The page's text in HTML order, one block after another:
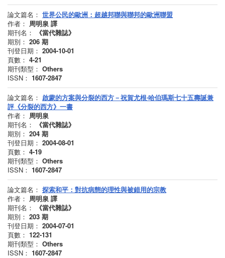
論文篇名： 世界公民的歐洲：超越邦聯與聯邦的歐洲聯盟
作者： 周明泉 譯
期刊名：
《當代雜誌》
期別： 206 期
刊登日期： 2004-10-01
頁數： 4-21
期刊類型： Others
ISSN： 1607-2847
論文篇名： 啟蒙的方案與分裂的西方－祝賀尤根‧哈伯瑪斯七十五壽誕兼
評《分裂的西方》一書
作者： 周明泉
期刊名：
《當代雜誌》
期別： 204 期
刊登日期： 2004-08-01
頁數： 4-19
期刊類型： Others
ISSN： 1607-2847
論文篇名： 探索和平：對抗病態的理性與被錯用的宗教
作者： 周明泉 譯
期刊名：
《當代雜誌》
期別： 203 期
刊登日期： 2004-07-01
頁數： 122-131
期刊類型： Others
ISSN： 1607-2847